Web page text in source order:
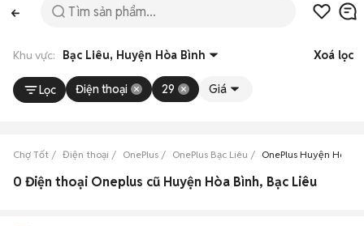
Khu vực: Bạc Liêu, Huyện Hòa Bình Xoá lọc
Lọc Điện thoại 29 Giá
Chợ Tốt Điện thoại OnePlus OnePlus Bạc Liêu OnePlus Huyện Hòa
0 Điện thoại Oneplus cũ Huyện Hòa Bình, Bạc Liêu